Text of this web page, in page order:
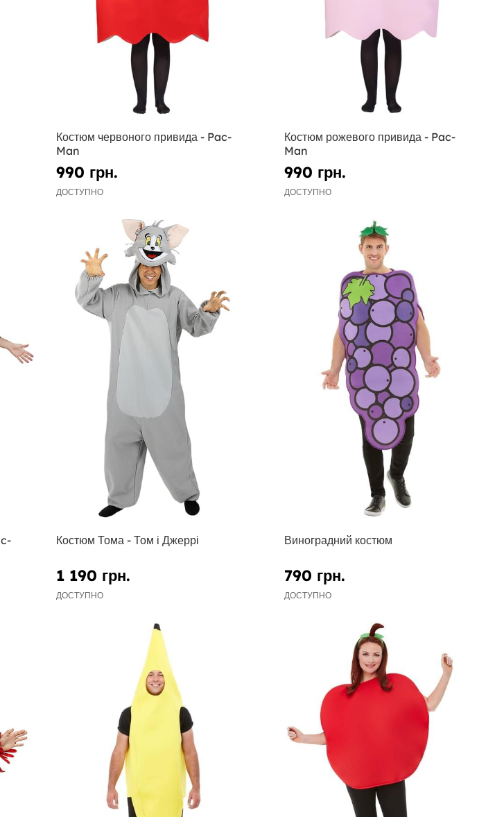
Костюм червоного привида - Pac-
Man
990 грн.
ДОСТУПНО
Костюм рожевого привида - Pac-
Man
990 грн.
ДОСТУПНО
Костюм Тома - Том і Джеррі
1 190 грн.
ДОСТУПНО
Виноградний костюм
790 грн.
ДОСТУПНО